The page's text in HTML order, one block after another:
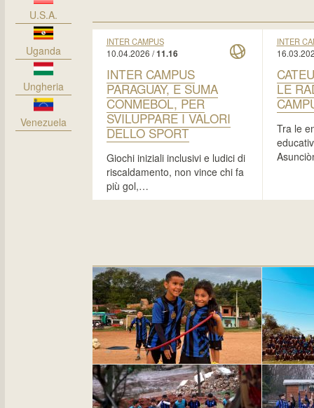
U.S.A.
Uganda
Ungheria
Venezuela
INTER CAMPUS
10.04.2026 /11.16
INTER CAMPUS
PARAGUAY, E SUMA
CONMEBOL, PER
SVILUPPARE I VALORI
DELLO SPORT
Giochi iniziali inclusivi e ludici di
riscaldamento, non vince chi fa
più gol,…
INTER
LE
Tra le